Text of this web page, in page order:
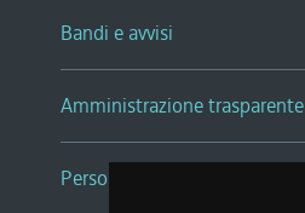
Bandi e avvisi
Amministrazione trasparente
Persone e Uffici